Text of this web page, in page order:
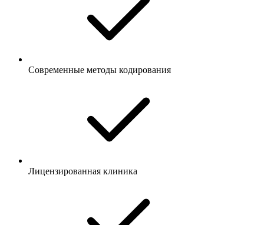
Современные методы кодирования
Лицензированная клиника